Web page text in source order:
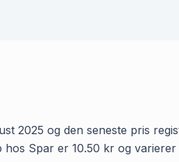
2025 og den seneste pris
Spar er 10.50 kr og varierer